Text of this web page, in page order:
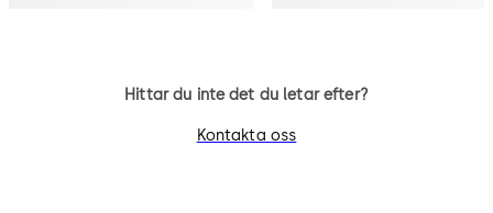
Hittar du inte det du letar efter?
Kontakta oss